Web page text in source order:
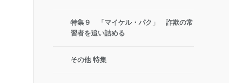
特集９ 「マイケル・パク」 詐欺の常
習者を追い詰める
その他 特集